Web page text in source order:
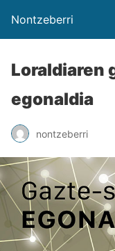
Nontzeberri
Loraldiaren
egonaldia
nontzeberri